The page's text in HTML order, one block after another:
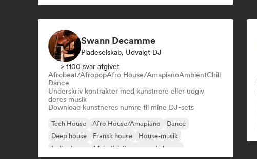
Swann Decamme
Pladeselskab, Udvalgt DJ
> 1100 svar afgivet
Afrobeat/AfropopAfro House/AmapianoAmbientChill
Dance
Underskriv kontrakter med kunstnere eller udgiv
deres musik
Download kunstneres numre til mine DJ-sets
Tech House Afro House/Amapiano
Dance
Deep house
Fransk house
House-musik
Indie-dance
Melodisk & progressiv house